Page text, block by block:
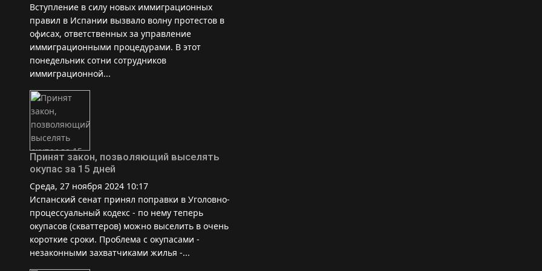
Вступление в силу новых иммиграционных
правил в Испании вызвало волну протестов в
офисах, ответственных за управление
иммиграционными процедурами. В этот
понедельник сотни сотрудников
иммиграционной...
Принят закон, позволяющий выселять
окупас за 15 дней
Среда, 27 ноября 2024 10:17
Испанский сенат принял поправки в Уголовно-
процессуальный кодекс - по нему теперь
окупасов (скваттеров) можно выселить в очень
короткие сроки. Проблема с окупасами -
незаконными захватчиками жилья -...